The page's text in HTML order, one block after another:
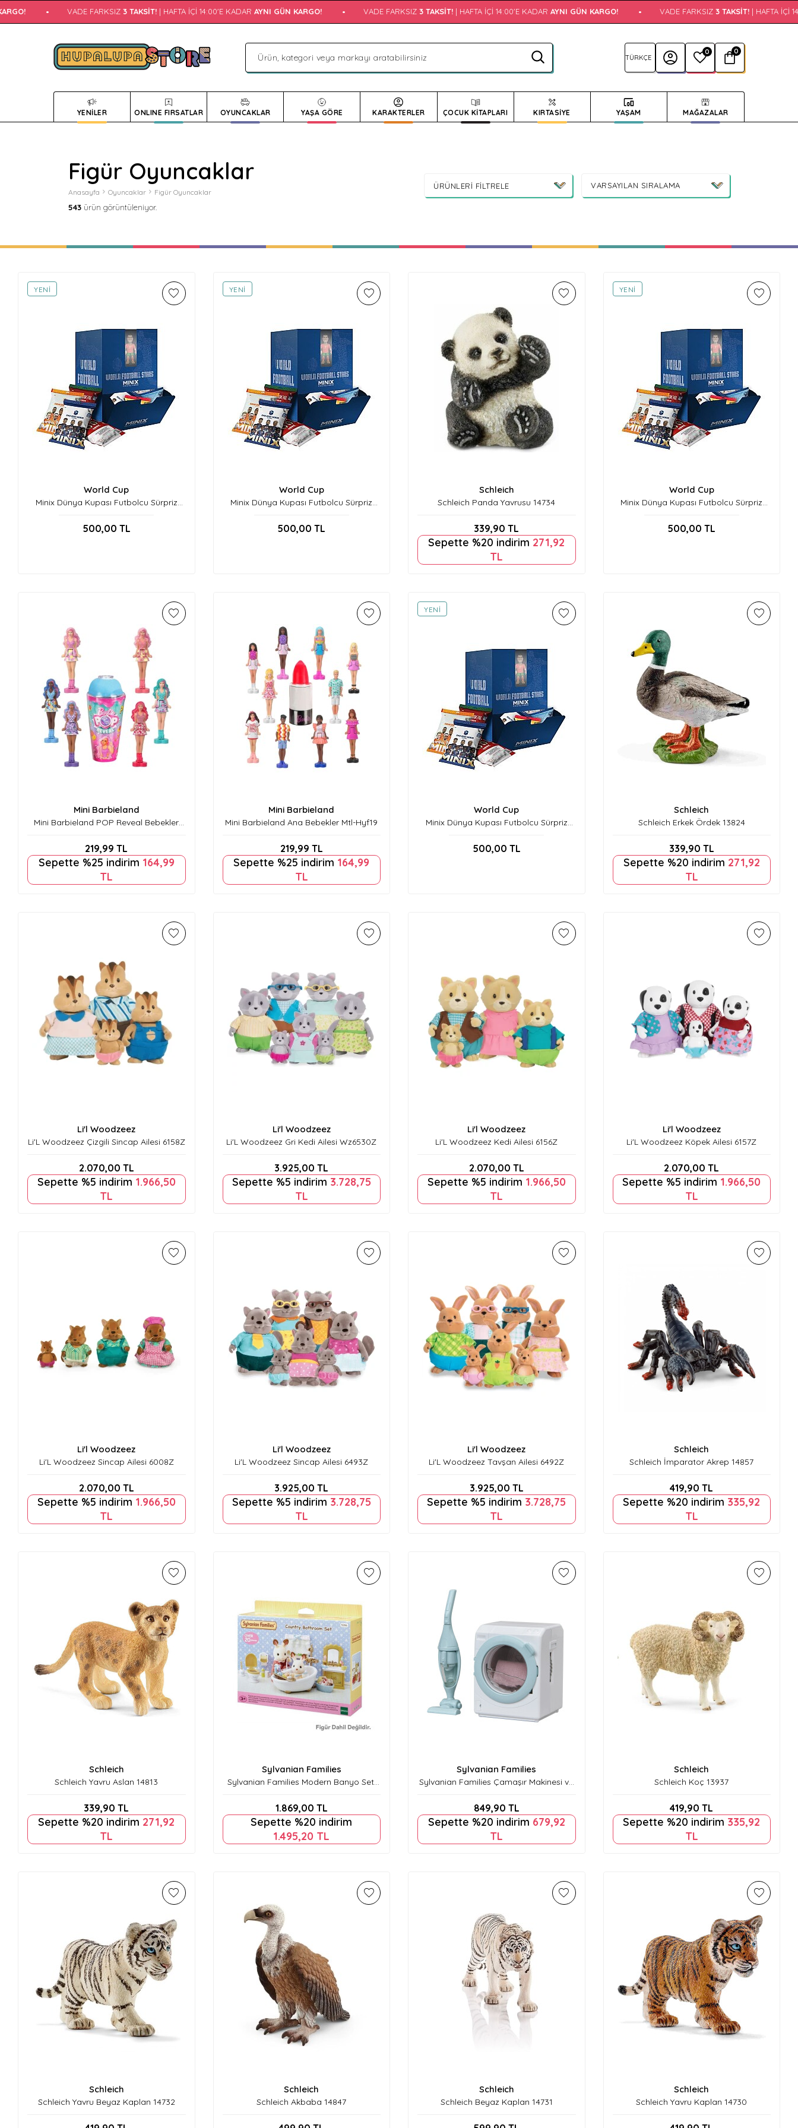
VADE FARKSIZ 3 TAKSIT! | HAFTA İÇI 14:00'E KADAR AYNI GÜN KARGO! VADE FARKSIZ 3 TAKSIT! | HAFTA İÇI 14:00'E KADAR AYNI GÜN KARGO! VADE FARKSIZ 3 TAKSIT! | HAFTA İÇI
0 0
YENİLER ONLINE FIRSATLAR OYUNCAKLAR YAŞA GÖRE KARAKTERLER ÇOCUK KİTAPLARI KIRTASİYE YAŞAM MAĞAZALAR
Figür Oyuncaklar
Anasayfa Oyuncaklar Figür Oyuncaklar
543 ürün görüntüleniyor.
ÜRÜNLERI FILTRELE
YENI
World Cup
Minix Dünya Kupası Futbolcu Sürpriz
500,00 TL
YENI
World Cup
Minix Dünya Kupası Futbolcu Sürpriz
500,00 TL
Schleich
Schleich Panda Yavrusu 14734
339,90 TL
Sepette %20 indirim 271,92
TL
YENI
World Cup
Minix Dünya Kupası Futbolcu Sürpriz
500,00 TL
Mini Barbieland
Mini Barbieland POP Reveal Bebekler
219,99 TL
Sepette %25 indirim 164,99
TL
Mini Barbieland
Mini Barbieland Ana Bebekler Mtl-Hyf19
219,99 TL
Sepette %25 indirim 164,99
TL
YENI
World Cup
Minix Dünya Kupası Futbolcu Sürpriz
500,00 TL
Schleich
Schleich Erkek Ördek 13824
339,90 TL
Sepette %20 indirim 271,92
TL
Li'l Woodzeez
Li'L Woodzeez Çizgili Sincap Ailesi 6158Z
2.070,00 TL
Sepette %5 indirim 1.966,50
TL
Li'l Woodzeez
Li'L Woodzeez Gri Kedi Ailesi Wz6530Z
3.925,00 TL
Sepette %5 indirim 3.728,75
TL
Li'l Woodzeez
Li'L Woodzeez Kedi Ailesi 6156Z
2.070,00 TL
Sepette %5 indirim 1.966,50
TL
Li'l Woodzeez
Li'L Woodzeez Köpek Ailesi 6157Z
2.070,00 TL
Sepette %5 indirim 1.966,50
TL
Li'l Woodzeez
Li'L Woodzeez Sincap Ailesi 6008Z
2.070,00 TL
Sepette %5 indirim 1.966,50
TL
Li'l Woodzeez
Li'L Woodzeez Sincap Ailesi 6493Z
3.925,00 TL
Sepette %5 indirim 3.728,75
TL
Li'l Woodzeez
Li'L Woodzeez Tavşan Ailesi 6492Z
3.925,00 TL
Sepette %5 indirim 3.728,75
TL
Schleich
Schleich İmparator Akrep 14857
419,90 TL
Sepette %20 indirim 335,92
TL
Schleich
Schleich Yavru Aslan 14813
339,90 TL
Sepette %20 indirim 271,92
TL
Sylvanian Families
Sylvanian Families Modern Banyo Seti
1.869,00 TL
Sepette %20 indirim
1.495,20 TL
Sylvanian Families
Sylvanian Families Çamaşır Makinesi ve
849,90 TL
Sepette %20 indirim 679,92
TL
Schleich
Schleich Koç 13937
419,90 TL
Sepette %20 indirim 335,92
TL
Schleich
Schleich Yavru Beyaz Kaplan 14732
Schleich
Schleich Akbaba 14847
Schleich
Schleich Beyaz Kaplan 14731
Schleich
Schleich Yavru Kaplan 14730